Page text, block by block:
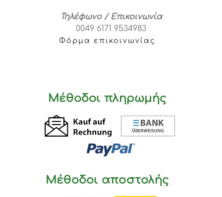
Τηλέφωνο / Επικοινωνία
0049 6171 9534983
Φόρμα επικοινωνίας
Μέθοδοι πληρωμής
Μέθοδοι αποστολής